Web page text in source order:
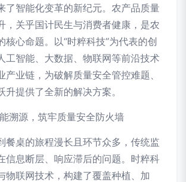
了智能化变革的新纪元。农产品质量
，关乎国计民生与消费者健康，是农
核心命题。以“时粹科技”为代表的创
工智能、大数据、物联网等前沿技术
产业链，为破解质量安全管控难题、
升提供了全新的解决方案。
溯源，筑牢质量安全防火墙
餐桌的旅程漫长且环节众多，传统监
信息断层、响应滞后的问题。时粹科
物联网技术，构建了覆盖种植、加